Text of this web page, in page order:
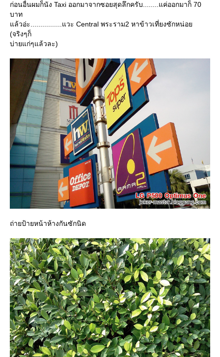
ก่อนอื่นผมก็นัง Taxi ออกมาจากซอยสุดลึกครับ........แค่ออกมาก็ 70
บาท
ล้วอ่ะ................แวะ Central พระราม2 หาข้าวเที่ยงซักหน่อ
(จริงๆก็
บ่ายแก่ๆแล้วละ)
ถ่ายป้ายหน้าห้างกันซักนิด